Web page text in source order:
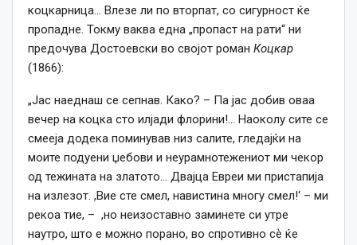
коцкарница… Влезе ли по вторпат, со сигурност ќе
пропадне. Токму ваква една „пропаст на рати“ ни
предочува Достоевски во својот роман Коцкар
(1866):
„Јас наеднаш се сепнав. Како? – Па јас добив оваа
вечер на коцка сто илјади флорини!… Наоколу сите се
смееја додека поминував низ салите, гледајќи на
моите подуени џебови и неурамнотежениот ми чекор
од тежината на златото… Двајца Евреи ми пристапија
на излезот. ,Вие сте смел, навистина многу смел!‘ – ми
рекоа тие, – ,но неизоставно заминете си утре
наутро, што е можно порано, во спротивно сѐ ќе